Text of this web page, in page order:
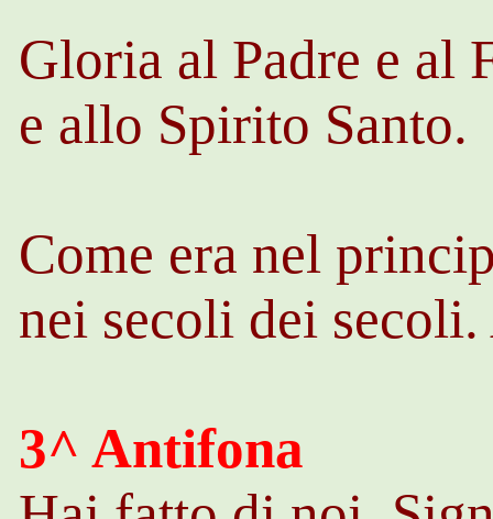
Gloria al Padre e al
e allo Spirito Santo.
Come era nel
nei secoli dei
3^ Antifona